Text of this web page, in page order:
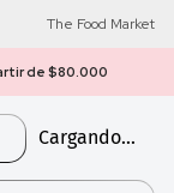
The Food Market
de $80.000
Cargando...